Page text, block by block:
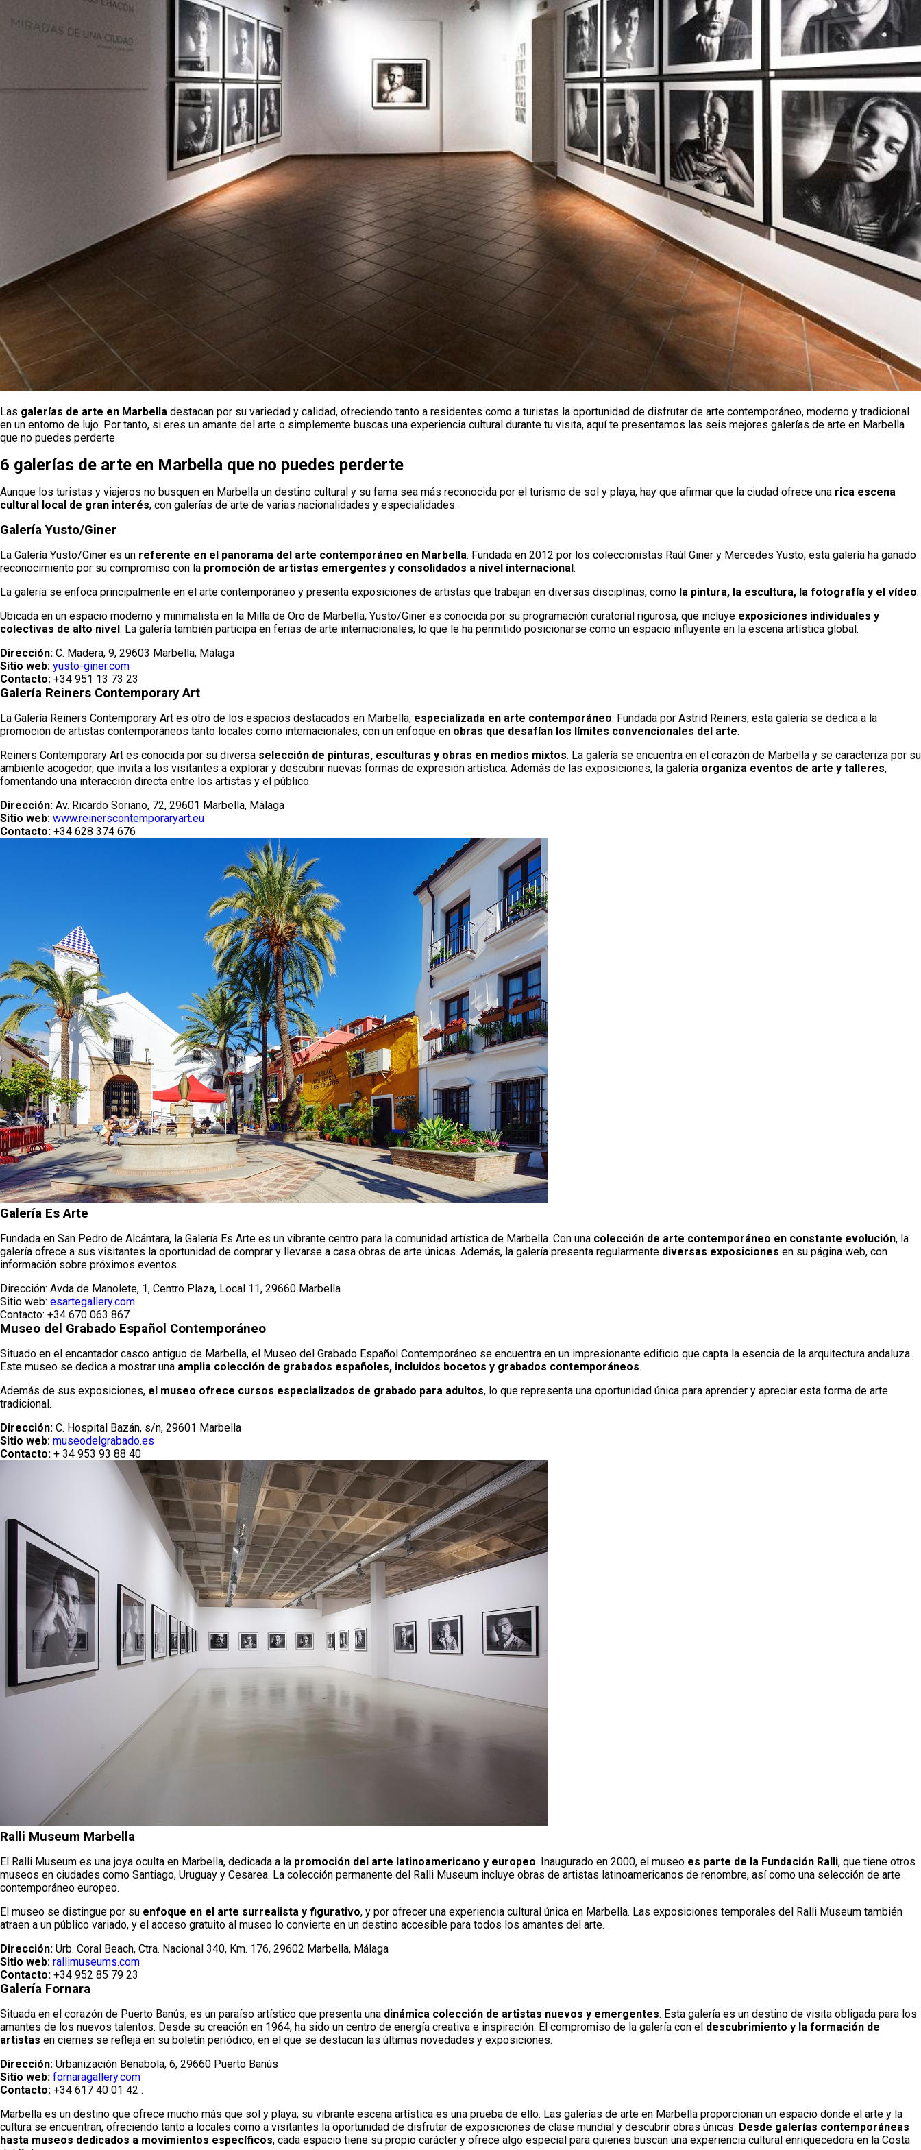
Terrazas de Banús
Las Mimosas
Puerto Banús
Apartamento en Andalucía del Mar para 4 personas | ADM 10-306
desde
150€/noche
4 px.
Reservar
Las galerías de arte en Marbella destacan por su variedad y calidad, ofreciendo tanto a residentes como a turistas la oportunidad de disfrutar de arte contemporáneo, moderno y tradicional
en un entorno de lujo. Por tanto, si eres un amante del arte o simplemente buscas una experiencia cultural durante tu visita, aquí te presentamos las seis mejores galerías de arte en Marbella
que no puedes perderte.
6 galerías de arte en Marbella que no puedes perderte
Aunque los turistas y viajeros no busquen en Marbella un destino cultural y su fama sea más reconocida por el turismo de sol y playa, hay que afirmar que la ciudad ofrece una rica escena
cultural local de gran interés, con galerías de arte de varias nacionalidades y especialidades.
Galería Yusto/Giner
La Galería Yusto/Giner es un referente en el panorama del arte contemporáneo en Marbella. Fundada en 2012 por los coleccionistas Raúl Giner y Mercedes Yusto, esta galería ha ganado
reconocimiento por su compromiso con la promoción de artistas emergentes y consolidados a nivel internacional .
La galería se enfoca principalmente en el arte contemporáneo y presenta exposiciones de artistas que trabajan en diversas disciplinas, como la pintura, la escultura, la fotografía y el vídeo.
Ubicada en un espacio moderno y minimalista en la Milla de Oro de Marbella, Yusto/Giner es conocida por su programación curatorial rigurosa, que incluye exposiciones individuales y
colectivas de alto nivel . La galería también participa en ferias de arte internacionales, lo que le ha permitido posicionarse como un espacio influyente en la escena artística global.
Dirección: C. Madera, 9, 29603 Marbella, Málaga
Sitio web: yusto-giner.com
Contacto: +34 951 13 73 23
Galería Reiners Contemporary Art
La Galería Reiners Contemporary Art es otro de los espacios destacados en Marbella, especializada en arte contemporáneo. Fundada por Astrid Reiners, esta galería se dedica a la
promoción de artistas contemporáneos tanto locales como internacionales, con un enfoque en obras que desafían los límites convencionales del arte.
Reiners Contemporary Art es conocida por su diversa selección de pinturas, esculturas y obras en medios mixtos. La galería se encuentra en el corazón de Marbella y se caracteriza por su
ambiente acogedor, que invita a los visitantes a explorar y descubrir nuevas formas de expresión artística. Además de las exposiciones, la galería organiza eventos de arte y talleres,
fomentando una interacción directa entre los artistas y el público.
Dirección: Av. Ricardo Soriano, 72, 29601 Marbella, Málaga
Sitio web: www.reinerscontemporaryart.eu
Contacto: +34 628 374 676
Galería Es Arte
Fundada en San Pedro de Alcántara, la Galería Es Arte es un vibrante centro para la comunidad artística de Marbella. Con una colección de arte contemporáneo en constante evolución, la
galería ofrece a sus visitantes la oportunidad de comprar y llevarse a casa obras de arte únicas. Además, la galería presenta regularmente diversas exposiciones en su página web, con
información sobre próximos eventos.
Dirección: Avda de Manolete, 1, Centro Plaza, Local 11, 29660 Marbella
Sitio web: esartegallery.com
Contacto: +34 670 063 867
Museo del Grabado Español Contemporáneo
Situado en el encantador casco antiguo de Marbella, el Museo del Grabado Español Contemporáneo se encuentra en un impresionante edificio que capta la esencia de la arquitectura andaluza.
Este museo se dedica a mostrar una amplia colección de grabados españoles, incluidos bocetos y grabados contemporáneos.
Además de sus exposiciones, el museo ofrece cursos especializados de grabado para adultos, lo que representa una oportunidad única para aprender y apreciar esta forma de arte
tradicional.
Dirección: C. Hospital Bazán, s/n, 29601 Marbella
Sitio web: museodelgrabado.es
Contacto: + 34 953 93 88 40
Ralli Museum Marbella
El Ralli Museum es una joya oculta en Marbella, dedicada a la promoción del arte latinoamericano y europeo. Inaugurado en 2000, el museo es parte de la Fundación Ralli, que tiene otros
museos en ciudades como Santiago, Uruguay y Cesarea. La colección permanente del Ralli Museum incluye obras de artistas latinoamericanos de renombre, así como una selección de arte
contemporáneo europeo.
El museo se distingue por su enfoque en el arte surrealista y figurativo, y por ofrecer una experiencia cultural única en Marbella. Las exposiciones temporales del Ralli Museum también
atraen a un público variado, y el acceso gratuito al museo lo convierte en un destino accesible para todos los amantes del arte.
Dirección: Urb. Coral Beach, Ctra. Nacional 340, Km. 176, 29602 Marbella, Málaga
Sitio web: rallimuseums.com
Contacto: +34 952 85 79 23
Galería Fornara
Situada en el corazón de Puerto Banús, es un paraíso artístico que presenta una dinámica colección de artistas nuevos y emergentes. Esta galería es un destino de visita obligada para los
amantes de los nuevos talentos. Desde su creación en 1964, ha sido un centro de energía creativa e inspiración. El compromiso de la galería con el descubrimiento y la formación de
artistas en ciernes se refleja en su boletín periódico, en el que se destacan las últimas novedades y exposiciones.
Dirección: Urbanización Benabola, 6, 29660 Puerto Banús
Sitio web: fornaragallery.com
Contacto: +34 617 40 01 42 .
Marbella es un destino que ofrece mucho más que sol y playa; su vibrante escena artística es una prueba de ello. Las galerías de arte en Marbella proporcionan un espacio donde el arte y la
cultura se encuentran, ofreciendo tanto a locales como a visitantes la oportunidad de disfrutar de exposiciones de clase mundial y descubrir obras únicas. Desde galerías contemporáneas
hasta museos dedicados a movimientos específicos, cada espacio tiene su propio carácter y ofrece algo especial para quienes buscan una experiencia cultural enriquecedora en la Costa